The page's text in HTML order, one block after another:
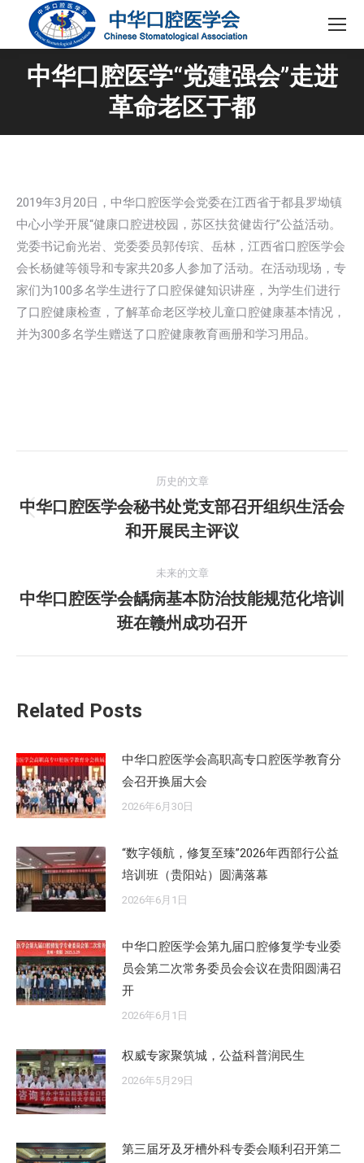
中华口腔医学“党建强会”走进
革命老区于都
2019年3月20日，中华口腔医学会党委在江西省于都县罗坳镇
中心小学开展“健康口腔进校园，苏区扶贫健齿行”公益活动。
党委书记俞光岩、党委委员郭传瑸、岳林，江西省口腔医学会
会长杨健等领导和专家共20多人参加了活动。在活动现场，专
家们为100多名学生进行了口腔保健知识讲座，为学生们进行
了口腔健康检查，了解革命老区学校儿童口腔健康基本情况，
并为300多名学生赠送了口腔健康教育画册和学习用品。
章
历史的文章
历
史
文
章：
中华口腔医学会秘书处党支部召开组织生活会
和开展民主评议
未来的文章
未
来
的
中华口腔医学会龋病基本防治技能规范化培训
班在赣州成功召开
Related Posts
中华口腔医学会高职高专口腔医学教育分
会召开换届大会
2026年6月30日
“数字领航，修复至臻”2026年西部行公益
培训班（贵阳站）圆满落幕
2026年6月1日
中华口腔医学会第九届口腔修复学专业委
员会第二次常务委员会会议在贵阳圆满召
开
2026年6月1日
权威专家聚筑城，公益科普润民生
2026年5月29日
第三届牙及牙槽外科专委会顺利召开第二